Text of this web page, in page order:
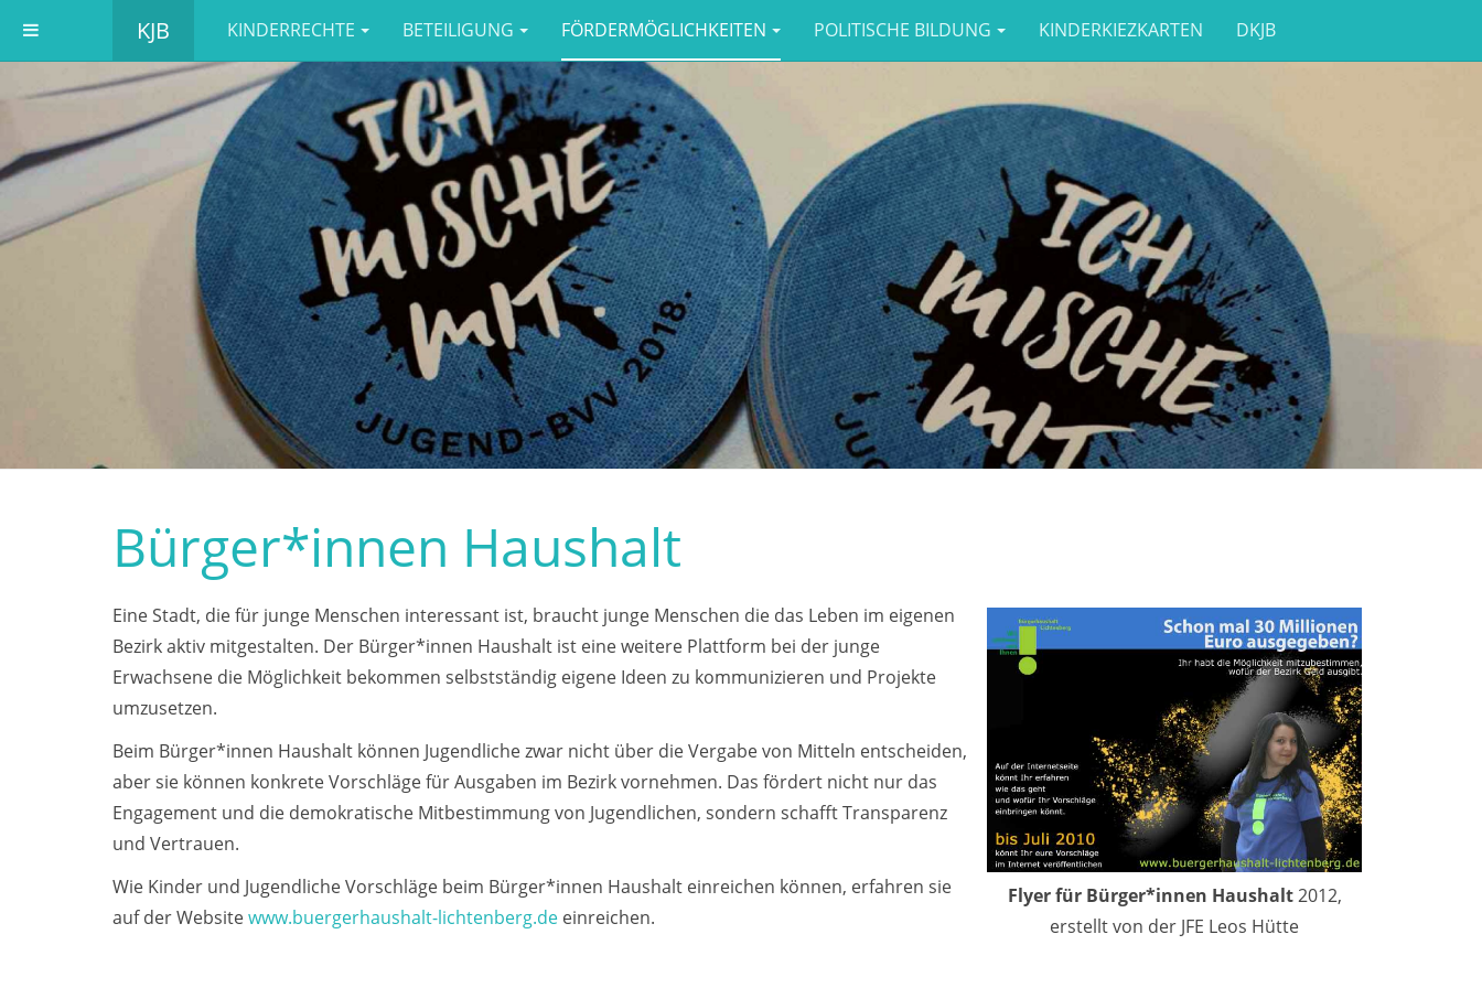
KJB KINDERRECHTE BETEILIGUNG FÖRDERMÖGLICHKEITEN POLITISCHE BILDUNG KINDERKIEZKARTEN DKJB
Bürger*innen Haushalt
Flyer für Bürger*innen Haushalt2012,
erstellt von der JFE Leos Hütte
Eine Stadt, die für junge Menschen interessant ist, braucht junge Menschen die das Leben im eigenen
Bezirk aktiv mitgestalten. Der Bürger*innen Haushalt ist eine weitere Plattform bei der junge
Erwachsene die Möglichkeit bekommen selbstständig eigene Ideen zu kommunizieren und Projekte
umzusetzen.
Beim Bürger*innen Haushalt können Jugendliche zwar nicht über die Vergabe von Mitteln entscheiden,
aber sie können konkrete Vorschläge für Ausgaben im Bezirk vornehmen. Das fördert nicht nur das
Engagement und die demokratische Mitbestimmung von Jugendlichen, sondern schafft Transparenz
und Vertrauen.
Wie Kinder und Jugendliche Vorschläge beim Bürger*innen Haushalt einreichen können, erfahren sie
auf der Websitewww.buergerhaushalt-lichtenberg.de einreichen.